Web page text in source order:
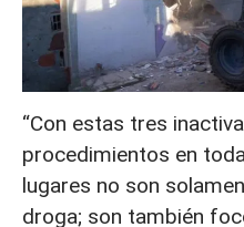
“Con estas tres
procedimientos en
lugares no son
droga; son también